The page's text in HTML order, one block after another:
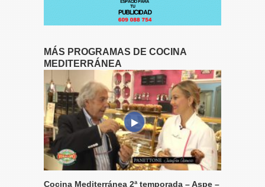
MÁS PROGRAMAS DE COCINA
MEDITERRÁNEA
Cocina Mediterránea 2ª temporada – Aspe –